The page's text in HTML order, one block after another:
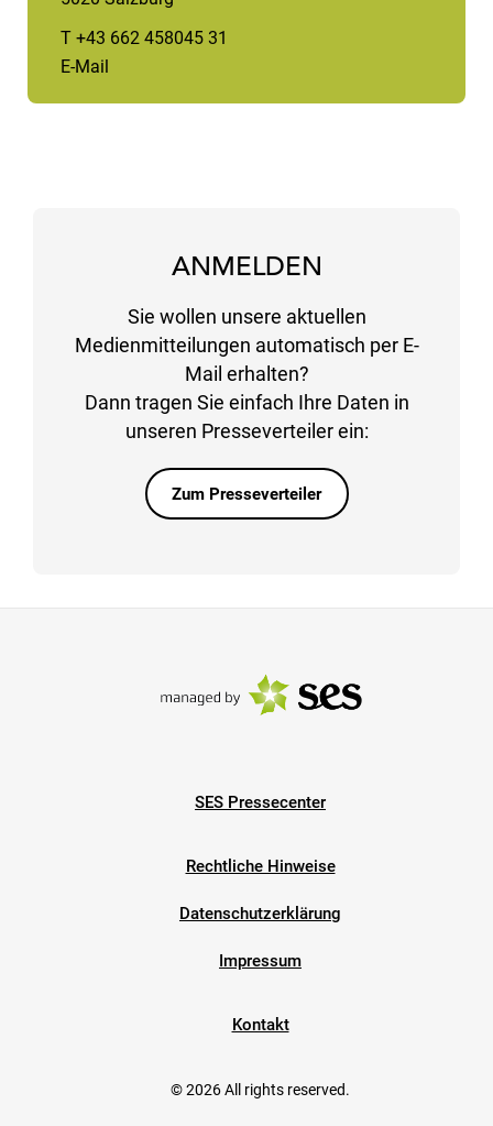
T +43 662 458045 31
E-Mail
ANMELDEN
Sie wollen unsere aktuellen
Medienmitteilungen automatisch per E-
Mail erhalten?
Dann tragen Sie einfach Ihre Daten in
unseren Presseverteiler ein:
Zum Presseverteiler
SES Pressecenter
Rechtliche Hinweise
Datenschutzerklärung
Impressum
Kontakt
© 2026 All rights reserved.